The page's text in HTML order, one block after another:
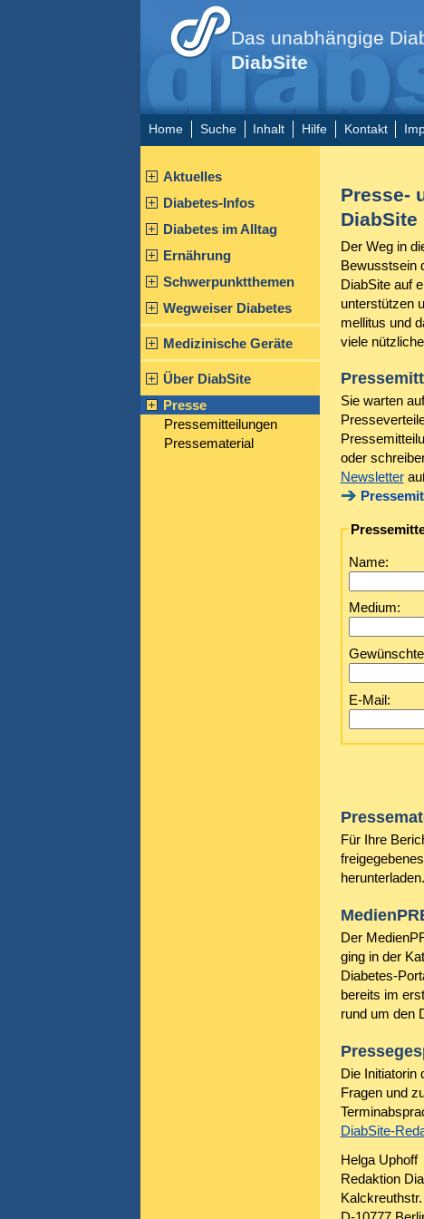
Das unabhängige
DiabSite
Home Suche Inhalt Hilfe Kontakt
Aktuelles
Diabetes-Infos
Diabetes im Alltag
Ernährung
Schwerpunktthemen
Wegweiser Diabetes
Medizinische Geräte
Über DiabSite
Presse
Pressemitteilungen
Pressematerial
Presse-
DiabSite
Der Weg in
Bewusstsein
DiabSite auf
unterstützen
mellitus und
viele
Sie warten
oder
Newsletter
Name:
Medium:
E-Mail:
Für Ihre
herunterladen.
Der
ging in der
Diabetes-
bereits im
rund um den
Die Initiatorin
Fragen und
DiabSite-
Helga Uphoff
Redaktion